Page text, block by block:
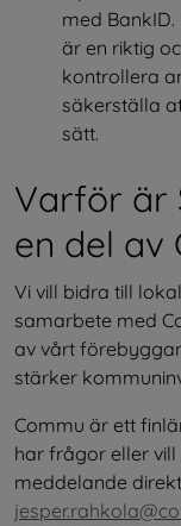
med
är en riktig
kontrollera
säkerställa
sätt.
Varför är
en del av
Vi vill bidra till
samarbete med
av vårt
stärker
Commu är ett
har frågor eller
meddelande